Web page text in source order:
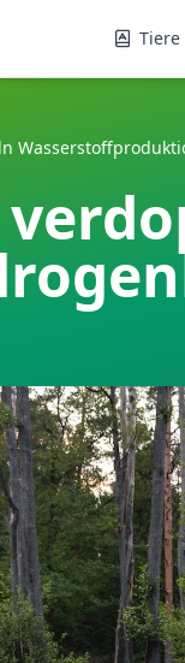
Tiere